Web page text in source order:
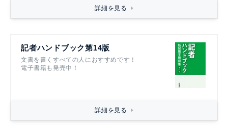
詳細を見る
記者ハンドブック第14版
文書を書くすべての人におすすめです！
電子書籍も発売中！
詳細を見る